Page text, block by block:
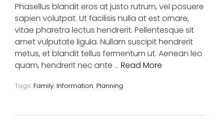
Phasellus blandit eros at justo rutrum, vel posuere
sapien volutpat. Ut facilisis nulla at est ornare,
vitae pharetra lectus hendrerit. Pellentesque sit
amet vulputate ligula. Nullam suscipit hendrerit
metus, et blandit tellus fermentum ut. Aenean leo
quam, hendrerit nec ante … Read More
Tags: Family, Information, Planning